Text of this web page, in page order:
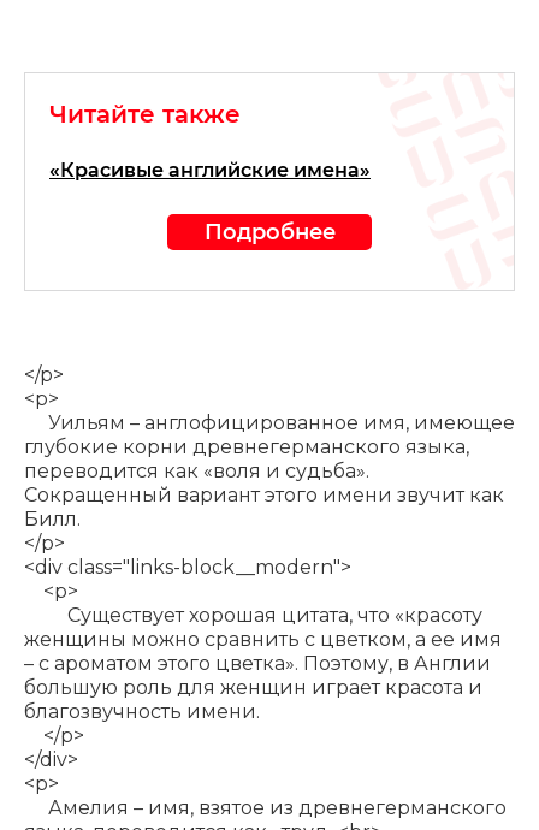
Читайте также
«Красивые английские имена»
Подробнее
</p>
<p>
Уильям – англофицированное имя, имеющее
глубокие корни древнегерманского языка,
переводится как «воля и судьба».
Сокращенный вариант этого имени звучит как
Билл.
</p>
<div class="links-block__modern">
<p>
Существует хорошая цитата, что «красоту
женщины можно сравнить с цветком, а ее имя
– с ароматом этого цветка». Поэтому, в Англии
большую роль для женщин играет красота и
благозвучность имени.
</p>
</div>
<p>
Амелия – имя, взятое из древнегерманского